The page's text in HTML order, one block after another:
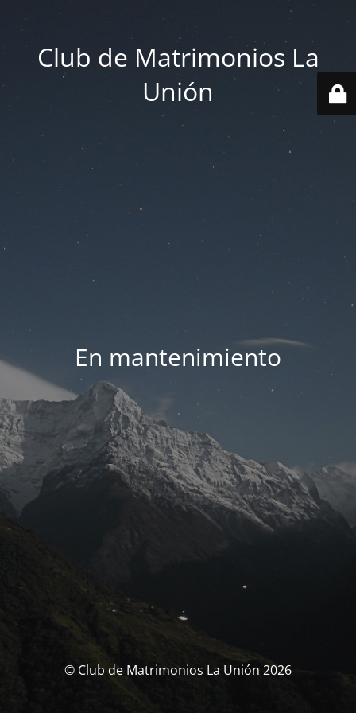
Club de Matrimonios La
Unión
En mantenimiento
© Club de Matrimonios La Unión 2026